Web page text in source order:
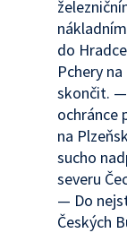
do
Pchery
skončit.
ochránce
na
sucho
severu
— Do
Českých